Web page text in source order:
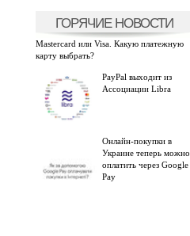
ГОРЯЧИЕ НОВОСТИ
Mastercard или Visa. Какую платежную
карту выбрать?
PayPal выходит из
Ассоциации Libra
Онлайн-покупки в
Украине теперь можно
оплатить через Google
Pay